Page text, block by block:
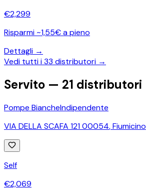
€2,299
Risparmi ~1,55€ a pieno
Dettagli →
Vedi tutti i33 distributori →
Servito — 21 distributori
Pompe BiancheIndipendente
VIA DELLA SCAFA 121 00054,Fiumicino
Self
€2,069